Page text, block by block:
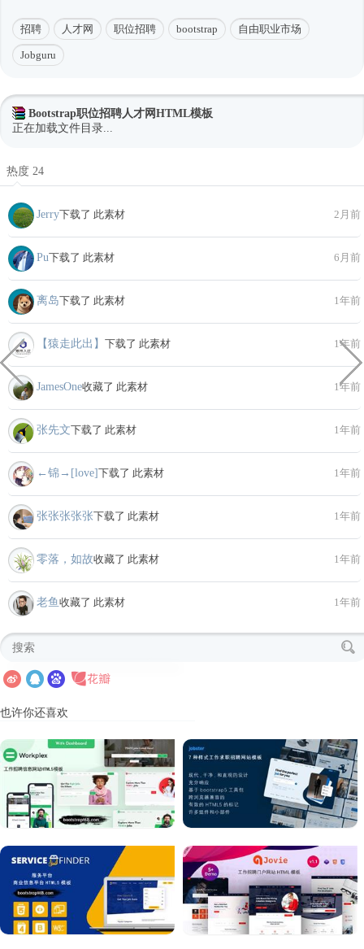
招聘 人才网 职位招聘 bootstrap 自由职业市场
Jobguru
Bootstrap职位招聘人才网HTML模板
正在加载文件目录...
热度 24
Jerry下载了 此素材 2月前
Pu下载了 此素材 6月前
离岛下载了 此素材 1年前
【猿走此出】 下载了 此素材 1年前
JamesOne收藏了 此素材 1年前
张先文下载了 此素材 1年前
←锦→[love]下载了 此素材 1年前
张张张张张下载了 此素材 1年前
零落，如故收藏了 此素材 1年前
老鱼收藏了 此素材 1年前
也许你还喜欢